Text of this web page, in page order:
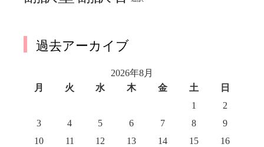
過去アーカイブ
2026年8月
月
火 水 木 金 土
日
1
2
3
4 5 6 7 8
9
10
11 12 13 14 15
16